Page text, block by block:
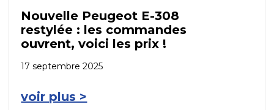
Nouvelle Peugeot E-308
restylée : les commandes
ouvrent, voici les prix !
17 septembre 2025
voir plus >